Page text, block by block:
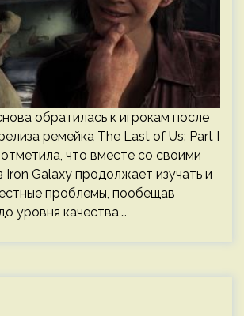
обратилась к игрокам после
ремейка The Last of Us: Part I
что вместе со своими
Iron Galaxy продолжает изучать и
проблемы, пообещав
уровня качества,…